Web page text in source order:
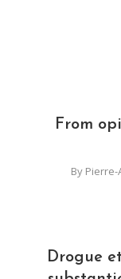
From
By
Drogue